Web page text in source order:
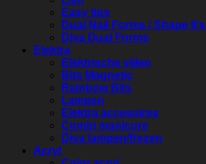
Easy tips
Dual Nail Forms / Shape It’s
Diva Dual Forms
Elektra
Elektrische vijlen
Bits Magnetic
Rainbow Bits
Lampen
Elektra accesoires
Combi manicure
Diva lampen/frezen
Acryl